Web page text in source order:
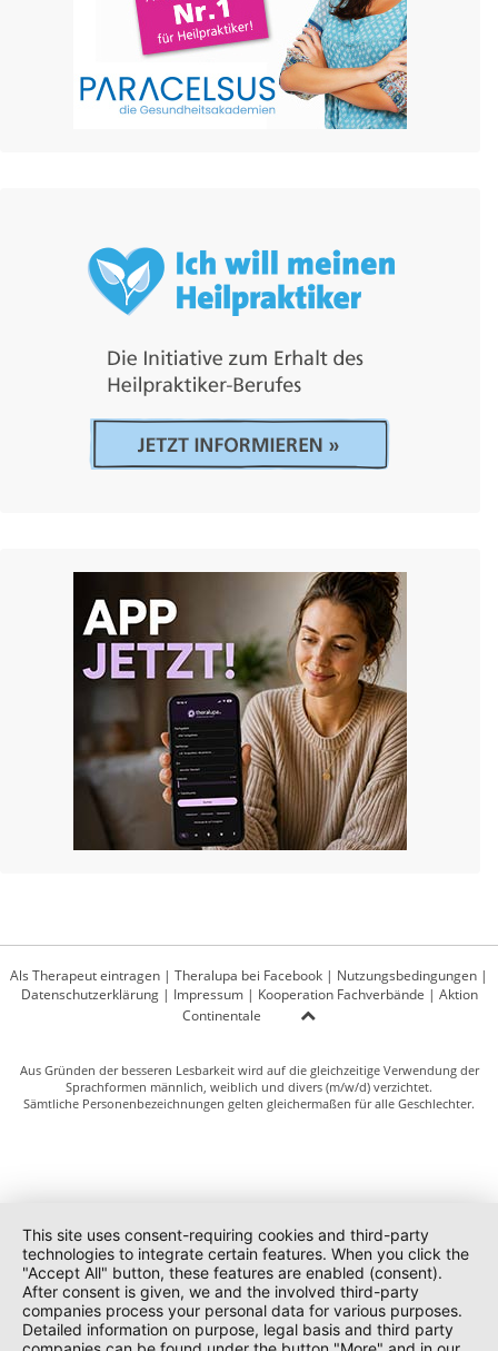
Als Therapeut eintragen | Theralupa bei Facebook | Nutzungsbedingungen |
Datenschutzerklärung| Impressum| Kooperation Fachverbände | Aktion
Continentale
Aus Gründen der besseren Lesbarkeit wird auf die gleichzeitige Verwendung der
Sprachformen männlich, weiblich und divers (m/w/d) verzichtet.
Sämtliche Personenbezeichnungen gelten gleichermaßen für alle Geschlechter.
This site uses consent-requiring cookies and third-party
technologies to integrate certain features. When you click the
"Accept All" button, these features are enabled (consent).
After consent is given, we and the involved third-party
companies process your personal data for various purposes.
Detailed information on purpose, legal basis and third party